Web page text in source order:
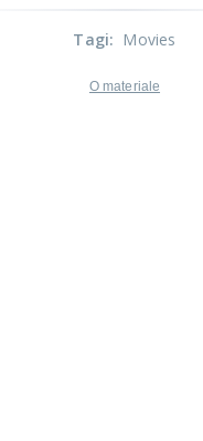
Tagi: Movies
O materiale